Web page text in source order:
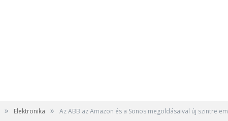
» Elektronika » Az ABB az Amazon és a Sonos megoldásaival új szintre